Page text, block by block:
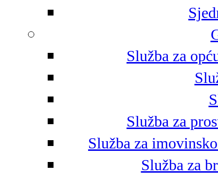
Služba za
Služba za
Služba za
Služba za